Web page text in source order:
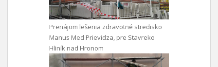
Prenájom lešenia zdravotné stredisko
Manus Med Prievidza, pre Stavreko
Hliník nad Hronom